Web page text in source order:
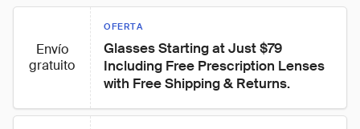
Envío
gratuito
OFERTA
Glasses Starting at Just $79
Including Free Prescription Lenses
with Free Shipping & Returns.